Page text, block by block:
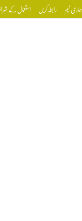
ہماری ٹیم رابطہ کریں استعمال کے